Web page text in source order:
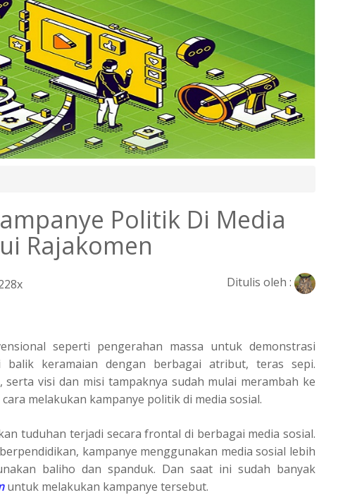
Politik Di Media
Rajakomen
Ditulis oleh :
seperti pengerahan massa untuk demonstrasi
balik keramaian dengan berbagai atribut, teras sepi.
serta visi dan misi tampaknya sudah mulai merambah ke
melakukan kampanye politik di media sosial.
tuduhan terjadi secara frontal di berbagai media sosial.
kampanye menggunakan media sosial lebih
baliho dan spanduk. Dan saat ini sudah banyak
untuk melakukan kampanye tersebut.